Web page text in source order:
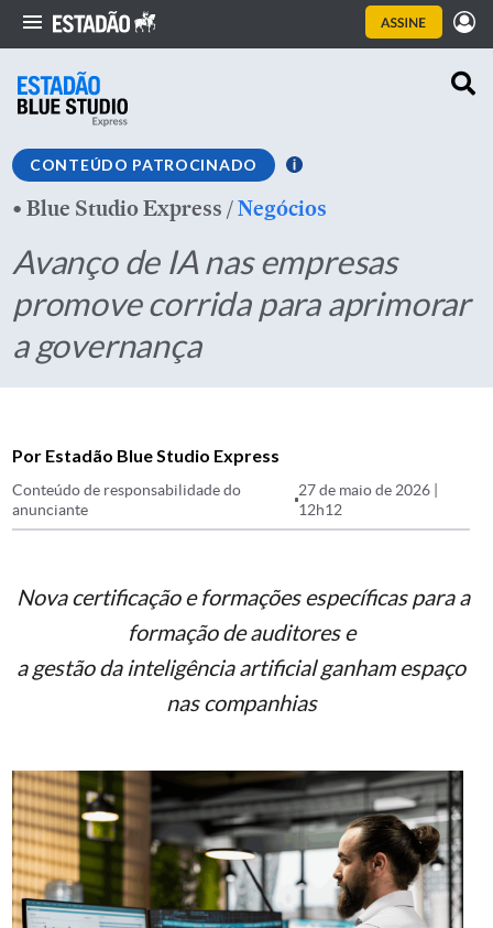
CONTEÚDO PATROCINADO
•Blue Studio Express/Negócios
Avanço de IA nas empresas
promove corrida para aprimorar
a governança
Por Estadão Blue Studio Express
Conteúdo de responsabilidade do
anunciante
27 de maio de 2026 |
12h12
Nova certificação e formações específicas para a
formaçãode auditores e
a gestão da inteligência artificial ganham espaço
nas companhias